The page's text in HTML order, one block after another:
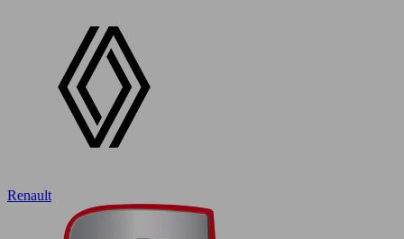
Renault